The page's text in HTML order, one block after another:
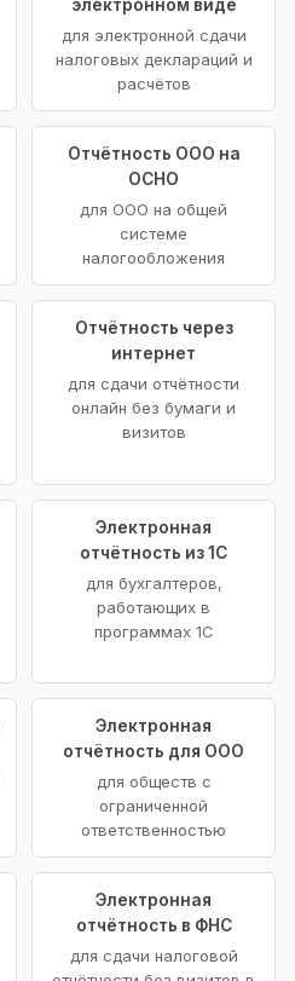
электронном виде
для электронной сдачи
налоговых деклараций и
расчётов
Отчётность ООО на
ОСНО
для ООО на общей
системе
налогообложения
Отчётность через
интернет
для сдачи отчётности
онлайн без бумаги и
визитов
Электронная
отчётность из 1С
для бухгалтеров,
работающих в
программах 1С
Электронная
отчётность для ООО
для обществ с
ограниченной
ответственностью
Электронная
отчётность в ФНС
для сдачи налоговой